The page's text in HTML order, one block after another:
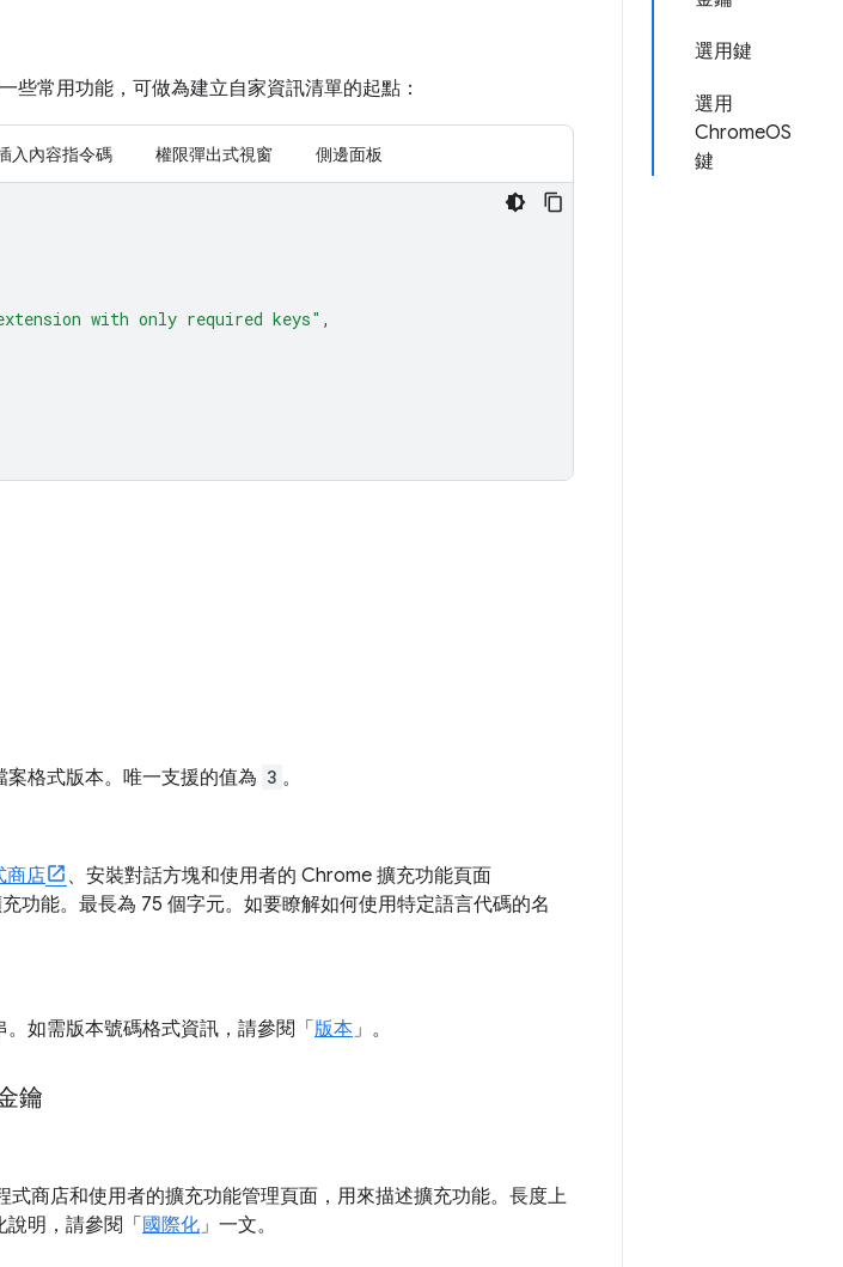
選用鍵
選用
ChromeOS
鍵
些常用功能，可做為建立自家資訊清單的起點：
入內容指令碼 權限彈出式視窗 側邊面板
with only required keys" ,
格式版本。唯一支援的值為 3 。
商店
、安裝對話方塊和使用者的 Chrome 擴充功能頁面
功能。最長為 75 個字元。如要瞭解如何使用特定語言代碼的名
如需版本號碼格式資訊，請參閱「 版本」。
鑰
商店和使用者的擴充功能管理頁面，用來描述擴充功能。長度上
明，請參閱「 國際化」一文。